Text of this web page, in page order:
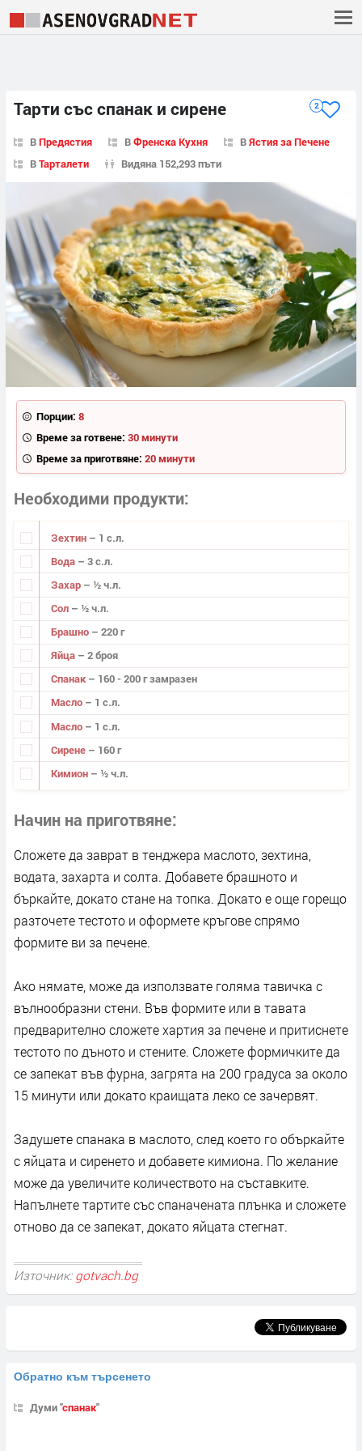
Тарти със спанак и сирене 2
ВПредястия ВФренска Кухня ВЯстия за Печене
ВТарталети Видяна 152,293 пъти
Порции: 8
Време за готвене: 30 минути
Време за приготвяне: 20 минути
Необходими продукти
Зехтин – 1 с.л.
Вода – 3 с.л.
Захар – ½ ч.л.
Сол – ½ ч.л.
Брашно – 220 г
Яйца – 2 броя
Спанак – 160 - 200 г замразен
Масло – 1 с.л.
Масло – 1 с.л.
Сирене – 160 г
Кимион – ½ ч.л.
Начин на приготвяне
Сложете да заврат в тенджера маслото, зехтина,
водата, захарта и солта. Добавете брашното и
бъркайте, докато стане на топка. Докато е още горещо
разточете тестото и оформете кръгове спрямо
формите ви за печене.
Ако нямате, може да използвате голяма тавичка с
вълнообразни стени. Във формите или в тавата
предварително сложете хартия за печене и притиснете
тестото по дъното и стените. Сложете формичките да
се запекат във фурна, загрята на 200 градуса за около
15 минути или докато краищата леко се зачервят.
Задушете спанака в маслото, след което го объркайте
с яйцата и сиренето и добавете кимиона. По желание
може да увеличите количеството на съставките.
Напълнете тартите със спаначената плънка и сложете
отново да се запекат, докато яйцата стегнат.
Източник: gotvach.bg
Обратно към търсенето
Думи "спанак"